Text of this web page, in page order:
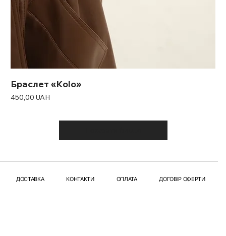
Браслет «Kolo»
Ціна
450,00 UAH
ДОСТАВКА КОНТАКТИ ОПЛАТА ДОГОВІР ОФЕРТИ